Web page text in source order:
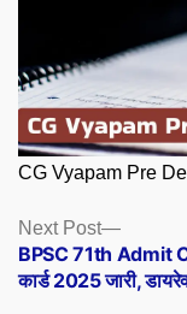
CG Vyapam Pre
Posts
navigation
Next Post
Next
post:
BPSC 71th Admit
कार्ड 2025 जारी,